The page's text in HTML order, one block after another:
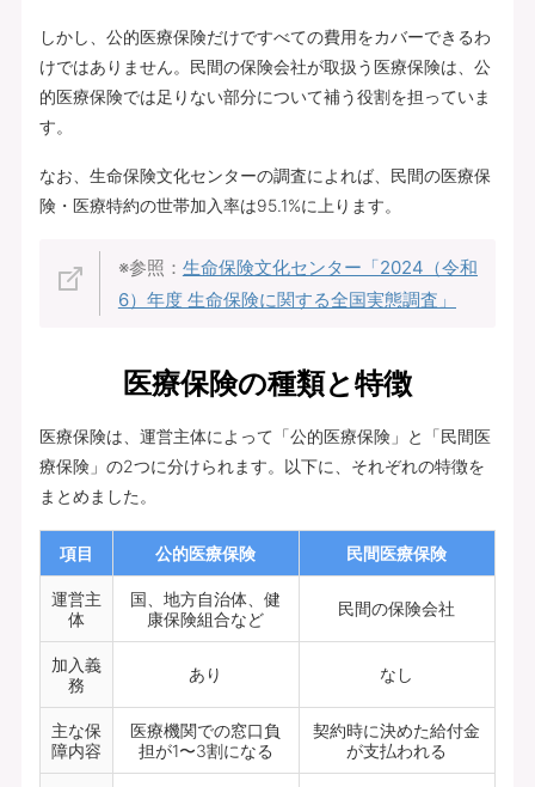
しかし、公的医療保険だけですべての費用をカバーできるわ
けではありません。民間の保険会社が取扱う医療保険は、公
的医療保険では足りない部分について補う役割を担っていま
す。
なお、生命保険文化センターの調査によれば、民間の医療保
険・医療特約の世帯加入率は95.1%に上ります。
※参照： 生命保険文化センター「2024（令和
6）年度 生命保険に関する全国実態調査」
医療保険の種類と特徴
医療保険は、運営主体によって「公的医療保険」と「民間医
療保険」の2つに分けられます。以下に、それぞれの特徴を
まとめました。
項目 公的医療保険 民間医療保険
運営主
体
国、地方自治体、健
康保険組合など
民間の保険会社
加入義
務
あり なし
主な保
障内容
医療機関での窓口負
担が1〜3割になる
契約時に決めた給付金
が支払われる